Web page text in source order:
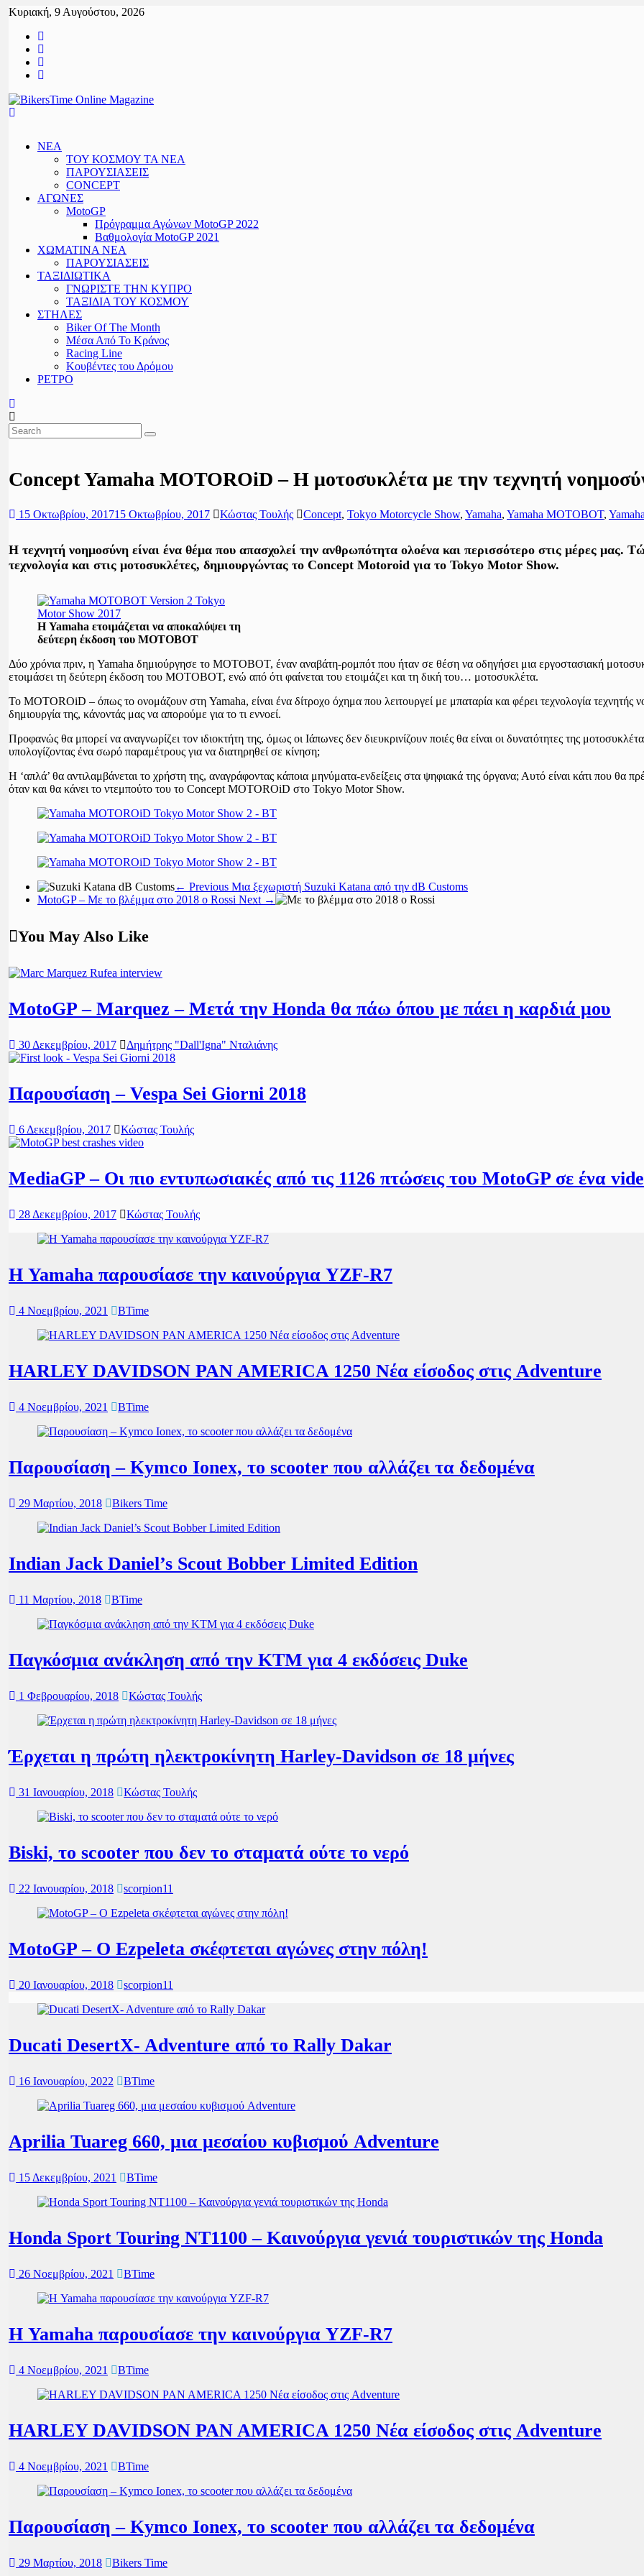
Κυριακή, 9 Αυγούστου, 2026
Online
Magazine
Motogp,
supercross
ΝΕΑ
ΤΟΥ ΚΟΣΜΟΥ ΤΑ ΝΕΑ
ΠΑΡΟΥΣΙΑΣΕΙΣ
CONCEPT
ΑΓΩΝΕΣ
MotoGP
Πρόγραμμα Αγώνων MotoGP 2022
Βαθμολογία MotoGP 2021
ΧΩΜΑΤΙΝΑ ΝΕΑ
ΠΑΡΟΥΣΙΑΣΕΙΣ
ΤΑΞΙΔΙΩΤΙΚΑ
ΓΝΩΡΙΣΤΕ ΤΗΝ ΚΥΠΡΟ
ΤΑΞΙΔΙΑ ΤΟΥ ΚΟΣΜΟΥ
ΣΤΗΛΕΣ
Biker Of The Month
Μέσα Από Το Κράνος
Racing Line
Κουβέντες του Δρόμου
ΡΕΤΡΟ
Concept Yamaha MOTOROiD – Η μοτοσυκλέτα με την τεχνητή
15 Οκτωβρίου, 201715 Οκτωβρίου, 2017 Κώστας Τουλής Concept, Tokyo Motorcycle Show, Yamaha, Yamaha MOTOBOT,
Η τεχνητή νοημοσύνη είναι ένα θέμα που απασχολεί την ανθρωπότητα ολοένα και περισσότερο στις μέρες μας.
τεχνολογία και στις μοτοσυκλέτες, δημιουργώντας το Concept Motoroid για το Tokyo Motor Show.
Η Yamaha ετοιμάζεται να αποκαλύψει τη
δεύτερη έκδοση του MOTOBOT
Δύο χρόνια πριν, η Yamaha δημιούργησε το MOTOBOT, έναν αναβάτη-ρομπότ που ήταν σε θέση να οδηγήσει μια εργοστασιακή
ετοιμάσει τη δεύτερη έκδοση του MOTOBOT, ενώ από ότι φαίνεται του ετοιμάζει και τη δική του… μοτοσυκλέτα.
Το MOTOROiD – όπως το ονομάζουν στη Yamaha, είναι ένα δίτροχο όχημα που λειτουργεί με μπαταρία και φέρει τεχνολογία
δημιουργία της, κάνοντάς μας να απορούμε για το τι εννοεί.
Προφανώς θα μπορεί να αναγνωρίζει τον ιδιοκτήτη της, όμως οι Ιάπωνες δεν διευκρινίζουν ποιές θα είναι οι δυνατότητες της
υπολογίζοντας ένα σωρό παραμέτρους για να διατηρηθεί σε κίνηση;
Η ‘απλά’ θα αντιλαμβάνεται το χρήστη της, αναγράφοντας κάποια μηνύματα-ενδείξεις στα ψηφιακά της όργανα; Αυτό είναι κάτι που θα
όταν και θα κάνει το ντεμπούτο του το Concept MOTOROiD στο Tokyo Motor Show.
← Previous Μια ξεχωριστή Suzuki Katana από την dB Customs
MotoGP – Με το βλέμμα στο 2018 ο Rossi Next →
You May Also Like
MotoGP – Marquez – Μετά την Honda θα πάω όπου με πάει η καρδιά μου
30 Δεκεμβρίου, 2017 Δημήτρης "Dall'Igna" Νταλιάνης
Παρουσίαση – Vespa Sei Giorni 2018
6 Δεκεμβρίου, 2017 Κώστας Τουλής
MediaGP – Οι πιο εντυπωσιακές από τις 1126 πτώσεις του MotoGP σε ένα
28 Δεκεμβρίου, 2017 Κώστας Τουλής
Η Yamaha παρουσίασε την καινούργια YZF-R7
4 Νοεμβρίου, 2021 BTime
HARLEY DAVIDSON PAN AMERICA 1250 Νέα είσοδος στις Adventure
4 Νοεμβρίου, 2021 BTime
Παρουσίαση – Kymco Ionex, το scooter που αλλάζει τα δεδομένα
29 Μαρτίου, 2018 Bikers Time
Indian Jack Daniel’s Scout Bobber Limited Edition
11 Μαρτίου, 2018 BTime
Παγκόσμια ανάκληση από την KTM για 4 εκδόσεις Duke
1 Φεβρουαρίου, 2018 Κώστας Τουλής
Έρχεται η πρώτη ηλεκτροκίνητη Harley-Davidson σε 18 μήνες
31 Ιανουαρίου, 2018 Κώστας Τουλής
Biski, το scooter που δεν το σταματά ούτε το νερό
22 Ιανουαρίου, 2018 scorpion11
MotoGP – Ο Ezpeleta σκέφτεται αγώνες στην πόλη!
20 Ιανουαρίου, 2018 scorpion11
Ducati DesertX- Adventure από το Rally Dakar
16 Ιανουαρίου, 2022 BTime
Aprilia Tuareg 660, μια μεσαίου κυβισμού Adventure
15 Δεκεμβρίου, 2021 BTime
Honda Sport Touring NT1100 – Καινούργια γενιά τουριστικών της Honda
26 Νοεμβρίου, 2021 BTime
Η Yamaha παρουσίασε την καινούργια YZF-R7
4 Νοεμβρίου, 2021 BTime
HARLEY DAVIDSON PAN AMERICA 1250 Νέα είσοδος στις Adventure
4 Νοεμβρίου, 2021 BTime
Παρουσίαση – Kymco Ionex, το scooter που αλλάζει τα δεδομένα
29 Μαρτίου, 2018 Bikers Time